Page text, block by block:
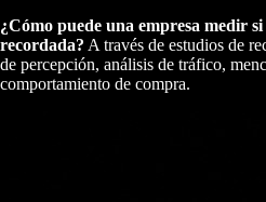
¿Cómo puede una empresa medir
recordada? A través de estudios de
de percepción, análisis de tráfico,
comportamiento de compra.